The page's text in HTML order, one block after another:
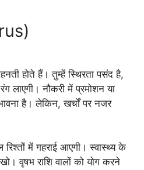
होते हैं। तुम्हें स्थिरता पसंद है,
लाएगी। नौकरी में प्रमोशन या
है। लेकिन, खर्चों पर नजर
रिश्तों में गहराई आएगी। स्वास्थ्य के
वृषभ राशि वालों को योग करने